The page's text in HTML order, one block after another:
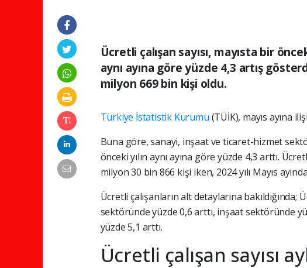
Ücretli çalışan sayısı, mayısta bir
aynı ayına göre yüzde 4,3 artış
milyon 669 bin kişi oldu.
Türkiye İstatistik Kurumu (TÜİK), mayıs ayına
Buna göre, sanayi, inşaat ve ticaret-hizmet
önceki yılın aynı ayına göre yüzde 4,3 arttı.
milyon 30 bin 866 kişi iken, 2024 yılı Mayıs
Ücretli çalışanların alt detaylarına bakıldığında;
sektöründe yüzde 0,6 arttı, inşaat sektöründe
yüzde 5,1 arttı.
Ücretli çalışan sayısı